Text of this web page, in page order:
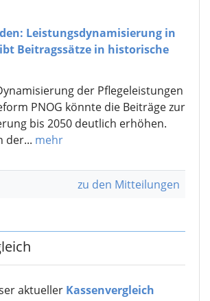
Leistungsdynamisierung in
Beitragssätze in historische
der Pflegeleistungen
PNOG könnte die Beiträge zur
bis 2050 deutlich erhöhen.
der... mehr
zu den Mitteilungen
aktueller Kassenvergleich